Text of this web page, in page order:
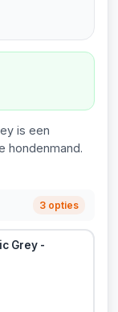
is een
hondenmand.
3 opties
Grey -